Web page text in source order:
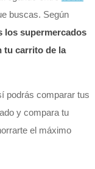
buscas. Según
los supermercados
tu carrito de la
podrás comparar tus
y compara tu
el máximo